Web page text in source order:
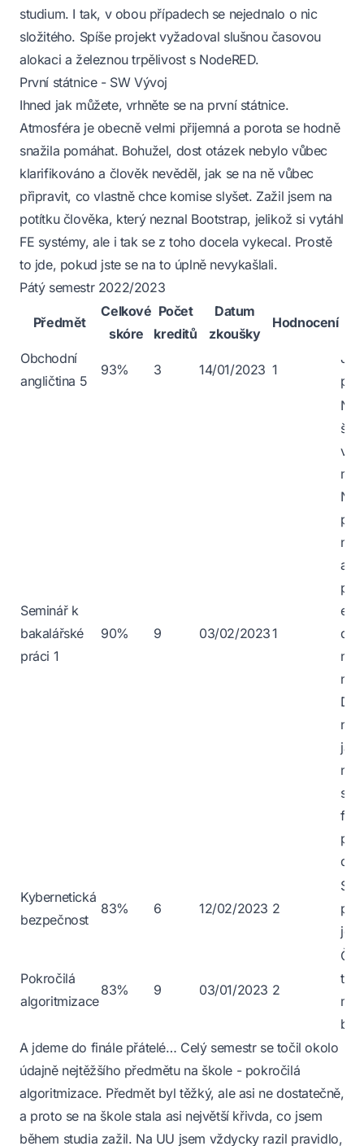
studium. I tak, v obou případech se nejednalo o nic
složitého. Spíše projekt vyžadoval slušnou časovou
alokaci a železnou trpělivost s NodeRED.
První státnice - SW Vývoj
Ihned jak můžete, vrhněte se na první státnice.
Atmosféra je obecně velmi přijemná a porota se hodně
snažila pomáhat. Bohužel, dost otázek nebylo vůbec
klarifikováno a člověk nevěděl, jak se na ně vůbec
připravit, co vlastně chce komise slyšet. Zažil jsem na
potítku člověka, který neznal Bootstrap, jelikož si vytáhl
FE systémy, ale i tak se z toho docela vykecal. Prostě
to jde, pokud jste se na to úplně nevykašlali.
Pátý semestr 2022/2023
Předmět
Celkové
skóre
Počet
kreditů
Datum
zkoušky
Hodnocení
Obchodní
angličtina 5
93% 3 14/01/2023 1
Seminář k
bakalářské
práci 1
90% 9 03/02/20231
a
Do
Kybernetická
bezpečnost
83% 6 12/02/2023 2
Pokročilá
algoritmizace
83% 9 03/01/2023 2
byl
A jdeme do finále přátelé… Celý semestr se točil okolo
údajně nejtěžšího předmětu na škole - pokročilá
algoritmizace. Předmět byl těžký, ale asi ne dostatečně,
a proto se na škole stala asi největší křivda, co jsem
během studia zažil. Na UU jsem vždycky razil pravidlo,